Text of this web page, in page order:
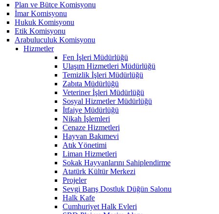
Plan ve Bütçe Komisyonu
İmar Komisyonu
Hukuk Komisyonu
Etik Komisyonu
Arabuluculuk Komisyonu
Hizmetler
Fen İşleri Müdürlüğü
Ulaşım Hizmetleri Müdürlüğü
Temizlik İşleri Müdürlüğü
Zabıta Müdürlüğü
Veteriner İşleri Müdürlüğü
Sosyal Hizmetler Müdürlüğü
İtfaiye Müdürlüğü
Nikah İşlemleri
Cenaze Hizmetleri
Hayvan Bakımevi
Atık Yönetimi
Liman Hizmetleri
Sokak Hayvanlarını Sahiplendirme
Atatürk Kültür Merkezi
Projeler
Sevgi Barış Dostluk Düğün Salonu
Halk Kafe
Cumhuriyet Halk Evleri